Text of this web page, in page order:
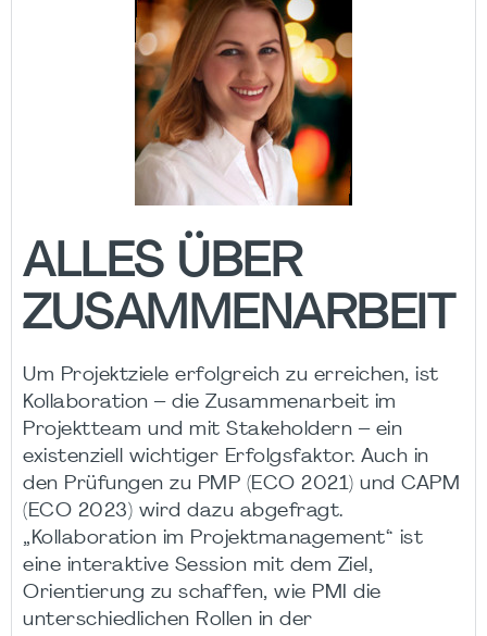
ALLES ÜBER
ZUSAMMENARBEIT
Um Projektziele erfolgreich zu erreichen, ist
Kollaboration – die Zusammenarbeit im
Projektteam und mit Stakeholdern – ein
existenziell wichtiger Erfolgsfaktor. Auch in
den Prüfungen zu PMP (ECO 2021) und CAPM
(ECO 2023) wird dazu abgefragt.
„Kollaboration im Projektmanagement“ ist
eine interaktive Session mit dem Ziel,
Orientierung zu schaffen, wie PMI die
unterschiedlichen Rollen in der